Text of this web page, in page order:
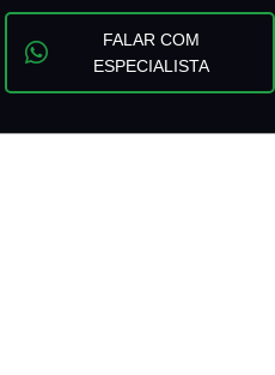
FALAR COM
ESPECIALISTA